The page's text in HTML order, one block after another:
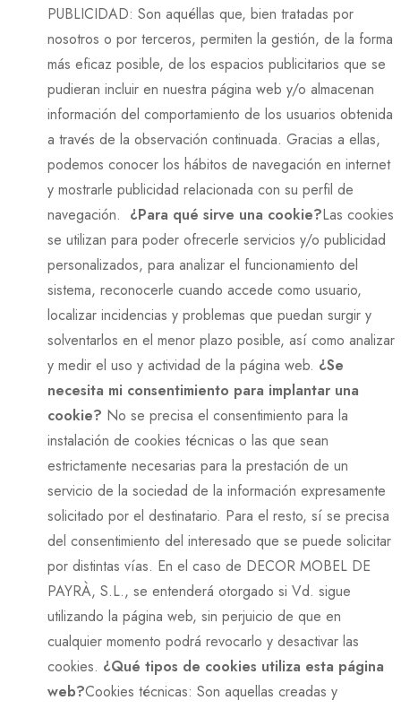
PUBLICIDAD: Son aquéllas que, bien tratadas por
nosotros o por terceros, permiten la gestión, de la forma
más eficaz posible, de los espacios publicitarios que se
pudieran incluir en nuestra página web y/o almacenan
información del comportamiento de los usuarios obtenida
a través de la observación continuada. Gracias a ellas,
podemos conocer los hábitos de navegación en internet
y mostrarle publicidad relacionada con su perfil de
navegación. ¿Para qué sirve una cookie?Las cookies
se utilizan para poder ofrecerle servicios y/o publicidad
personalizados, para analizar el funcionamiento del
sistema, reconocerle cuando accede como usuario,
localizar incidencias y problemas que puedan surgir y
solventarlos en el menor plazo posible, así como analizar
y medir el uso y actividad de la página web. ¿Se
necesita mi consentimiento para implantar una
cookie? No se precisa el consentimiento para la
instalación de cookies técnicas o las que sean
estrictamente necesarias para la prestación de un
servicio de la sociedad de la información expresamente
solicitado por el destinatario. Para el resto, sí se precisa
del consentimiento del interesado que se puede solicitar
por distintas vías. En el caso de DECOR MOBEL DE
PAYRÀ, S.L., se entenderá otorgado si Vd. sigue
utilizando la página web, sin perjuicio de que en
cualquier momento podrá revocarlo y desactivar las
cookies. ¿Qué tipos de cookies utiliza esta página
web?Cookies técnicas: Son aquellas creadas y